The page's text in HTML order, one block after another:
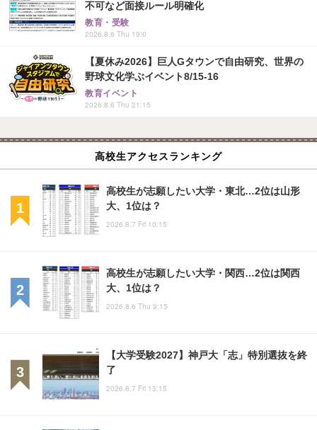
不可など面接ルール明確化
教育・受験
2026.8.6 Thu 19:0
【夏休み2026】巨人Gタウンで自由研究、世界の
野球文化学ぶイベント8/15-16
教育イベント
2026.8.6 Thu 21:15
高校生アクセスランキング
高校生が志願したい大学・東北…2位は山形
大、1位は？
2026.8.7 Fri 10:15
高校生が志願したい大学・関西…2位は関西
大、1位は？
2026.8.6 Thu 9:15
【大学受験2027】神戸大「志」特別選抜を終
了
2026.8.7 Fri 13:15